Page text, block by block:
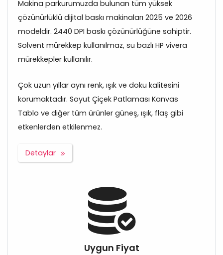
Makina parkurumuzda bulunan tüm yüksek
çözünürlüklü dijital baskı makinaları 2025 ve 2026
modeldir. 2440 DPI baskı çözünürlüğüne sahiptir.
Solvent mürekkep kullanılmaz, su bazlı HP vivera
mürekkepler kullanılır.
Çok uzun yıllar aynı renk, ışık ve doku kalitesini
korumaktadır. Soyut Çiçek Patlaması Kanvas
Tablo ve diğer tüm ürünler güneş, ışık, flaş gibi
etkenlerden etkilenmez.
Detaylar
Uygun Fiyat